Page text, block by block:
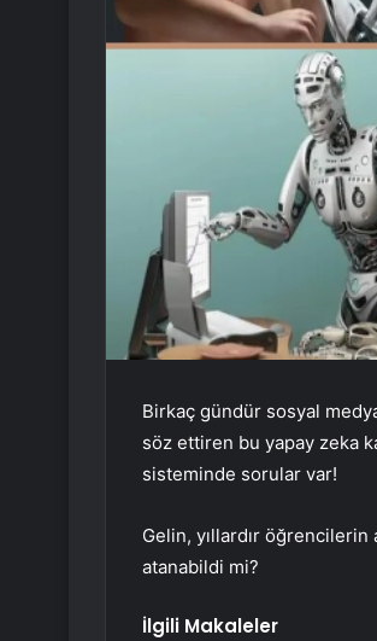
Birkaç gündür sosyal
söz ettiren bu yapay zeka
sisteminde sorular var!
Gelin, yıllardır öğrencilerin
atanabildi mi?
İlgili Makaleler